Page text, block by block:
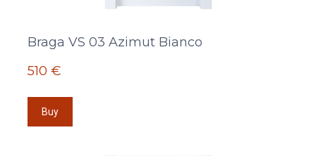
Braga VS 03 Azimut Bianco
510 €
Buy